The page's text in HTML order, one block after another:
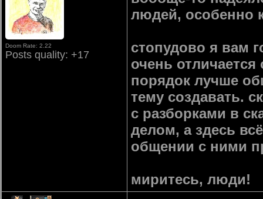
Doom Rate: 2.22
Posts quality: +17
людей, особенно
стопудово я вам
очень
порядок лучше
тему создавать.
с разборками в
делом, а здесь
общении с ними
миритесь, люди!